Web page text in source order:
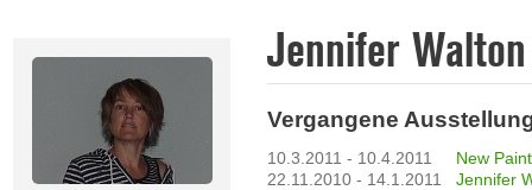
Der letzte Monat im Fokus
Alle Fokus-Werke
Fokus-Werke
Neue Werke – Auswahl
Alle neuen Werke
Jennifer
Vergangene
10.3.2011 - 10.4.2011
New
22.11.2010 - 14.1.2011
Jennifer